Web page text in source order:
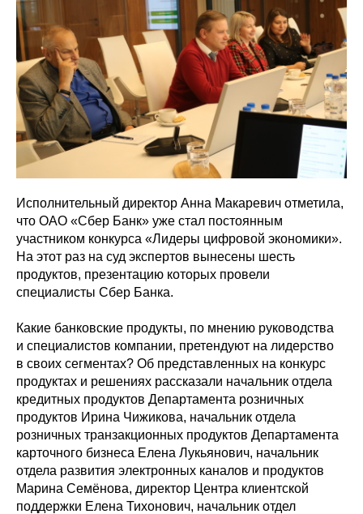
Исполнительный директор Анна Макаревич отметила,
что ОАО «Сбер Банк» уже стал постоянным
участником конкурса «Лидеры цифровой экономики».
На этот раз на суд экспертов вынесены шесть
продуктов, презентацию которых провели
специалисты Сбер Банка.
Какие банковские продукты, по мнению руководства
и специалистов компании, претендуют на лидерство
в своих сегментах? Об представленных на конкурс
продуктах и решениях рассказали начальник отдела
кредитных продуктов Департамента розничных
продуктов Ирина Чижикова, начальник отдела
розничных транзакционных продуктов Департамента
карточного бизнеса Елена Лукьянович, начальник
отдела развития электронных каналов и продуктов
Марина Семёнова, директор Центра клиентской
поддержки Елена Тихонович, начальник отдел